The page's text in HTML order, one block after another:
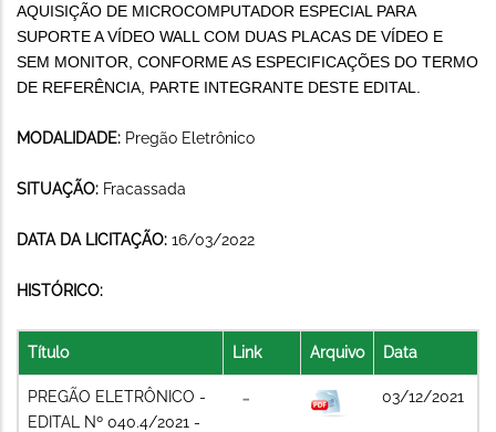
AQUISIÇÃO DE MICROCOMPUTADOR ESPECIAL PARA
SUPORTE A VÍDEO WALL COM DUAS PLACAS DE VÍDEO E
SEM MONITOR, CONFORME AS ESPECIFICAÇÕES DO TERMO
DE REFERÊNCIA, PARTE INTEGRANTE DESTE EDITAL.
MODALIDADE: Pregão Eletrônico
SITUAÇÃO: Fracassada
DATA DA LICITAÇÃO: 16/03/2022
HISTÓRICO:
Título Link Arquivo Data
PREGÃO ELETRÔNICO -
EDITAL Nº 040.4/2021 -
03/12/2021